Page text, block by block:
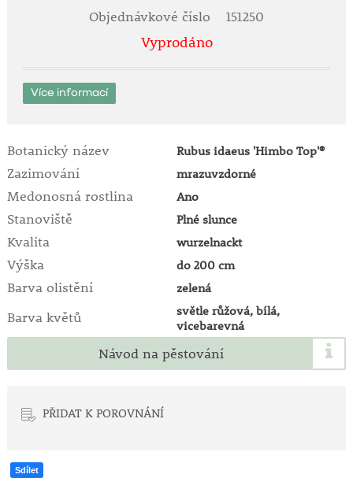
Objednávkové číslo 151250
Vyprodáno
Více informací
Botanický název Rubus idaeus 'Himbo Top'®
Zazimování mrazuvzdorné
Medonosná rostlina Ano
Stanoviště Plné slunce
Kvalita wurzelnackt
Výška do 200 cm
Barva olistění zelená
Barva květů
světle růžová, bílá,
vicebarevná
Návod na pěstování
PŘIDAT K POROVNÁNÍ
Sdílet